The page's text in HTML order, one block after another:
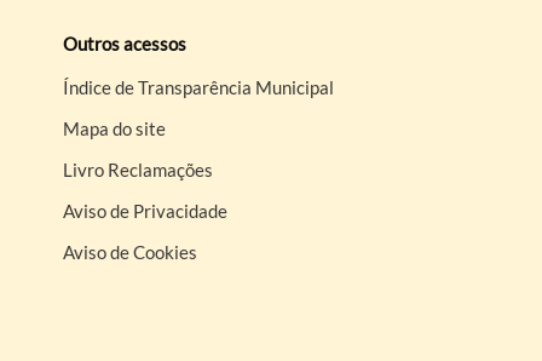
Outros acessos
Índice de Transparência Municipal
Mapa do site
Livro Reclamações
Aviso de Privacidade
Aviso de Cookies